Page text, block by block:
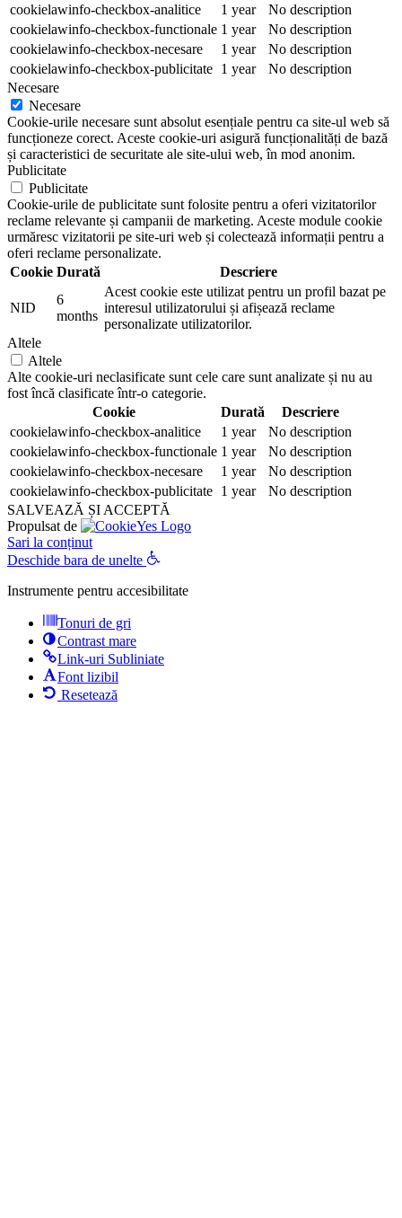
cookielawinfo-checkbox-analitice
1 year
No description
cookielawinfo-checkbox-functionale 1 year
No description
cookielawinfo-checkbox-necesare
1 year
No description
cookielawinfo-checkbox-publicitate 1 year
No description
Necesare
Necesare
Cookie-urile necesare sunt absolut esențiale pentru ca site-ul web să
funcționeze corect. Aceste cookie-uri asigură funcționalități de bază
și caracteristici de securitate ale site-ului web, în mod anonim.
Publicitate
Publicitate
Cookie-urile de publicitate sunt folosite pentru a oferi vizitatorilor
reclame relevante și campanii de marketing. Aceste module cookie
urmăresc vizitatorii pe site-uri web și colectează informații pentru a
oferi reclame personalizate.
Cookie Durată Descriere
NID
6
months
Acest cookie este utilizat pentru un profil bazat pe
interesul utilizatorului și afișează reclame
personalizate utilizatorilor.
Altele
Altele
Alte cookie-uri neclasificate sunt cele care sunt analizate și nu au
fost încă clasificate într-o categorie.
Cookie
Durată
Descriere
cookielawinfo-checkbox-analitice
1 year
No description
cookielawinfo-checkbox-functionale 1 year
No description
cookielawinfo-checkbox-necesare
1 year
No description
cookielawinfo-checkbox-publicitate 1 year
No description
SALVEAZĂ ȘI ACCEPTĂ
Propulsat de
Sari la conținut
Deschide bara de unelte
Instrumente pentru accesibilitate
Tonuri de gri
Contrast mare
Link-uri Subliniate
Font lizibil
Resetează